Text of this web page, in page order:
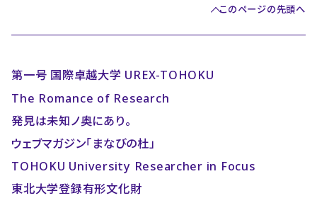
このページの先頭へ
第一号 国際卓越大学 UREX-TOHOKU
The Romance of Research
発見は未知ノ奥にあり。
ウェブマガジン「まなびの杜」
TOHOKU University Researcher in Focus
東北大学登録有形文化財